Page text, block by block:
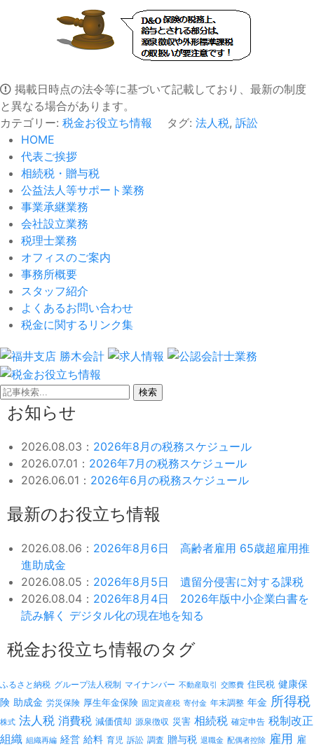
掲載日時点の法令等に基づいて記載しており、最新の制度
と異なる場合があります。
カテゴリー: 税金お役立ち情報 タグ: 法人税, 訴訟
HOME
代表ご挨拶
相続税・贈与税
公益法人等サポート業務
事業承継業務
会社設立業務
税理士業務
オフィスのご案内
事務所概要
スタッフ紹介
よくあるお問い合わせ
税金に関するリンク集
検索
お知らせ
2026.08.03： 2026年8月の税務スケジュール
2026.07.01： 2026年7月の税務スケジュール
2026.06.01： 2026年6月の税務スケジュール
最新のお役立ち情報
2026.08.06： 2026年8月6日 高齢者雇用 65歳超雇用推
進助成金
2026.08.05： 2026年8月5日 遺留分侵害に対する課税
2026.08.04： 2026年8月4日 2026年版中小企業白書を
読み解く デジタル化の現在地を知る
税金お役立ち情報のタグ
ふるさと納税 グループ法人税制 マイナンバー 不動産取引 交際費 住民税 健康保
険 助成金 労災保険 厚生年金保険 固定資産税 寄付金 年末調整 年金 所得税
株式 法人税 消費税 減価償却 源泉徴収 災害 相続税 確定申告 税制改正
組織 組織再編 経営 給料 育児 訴訟 調査 贈与税 退職金 配偶者控除 雇用 雇